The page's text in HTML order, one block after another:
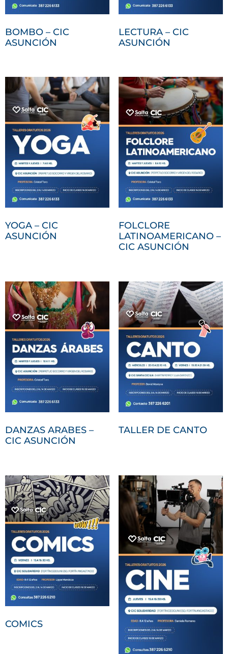
BOMBO – CIC
ASUNCIÓN
LECTURA – CIC
ASUNCIÓN
YOGA – CIC
ASUNCIÓN
FOLCLORE
LATINOAMERICANO –
CIC ASUNCIÓN
DANZAS ARABES –
CIC ASUNCIÓN
TALLER DE CANTO
COMICS